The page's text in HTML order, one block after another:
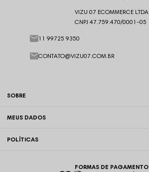
SOBRE
MEUS DADOS
POLÍTICAS
VIZU 07 ECOMMERCE LTDA
CNPJ 47.759.470/0001-05
11 99725 9350
CONTATO@VIZU07.COM.BR
FORMAS DE PAGAMENTO